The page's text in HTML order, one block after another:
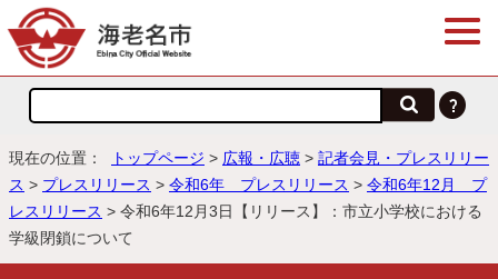
現在の位置： トップページ > 広報・広聴 > 記者会見・プレスリリー
ス > プレスリリース > 令和6年 プレスリリース > 令和6年12月 プ
レスリリース > 令和6年12月3日【リリース】：市立小学校における
学級閉鎖について